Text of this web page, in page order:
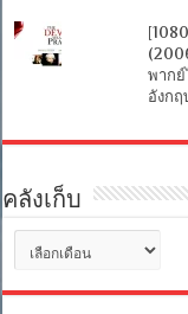
พาก
อังก
คลังเก็บ
เก็บ